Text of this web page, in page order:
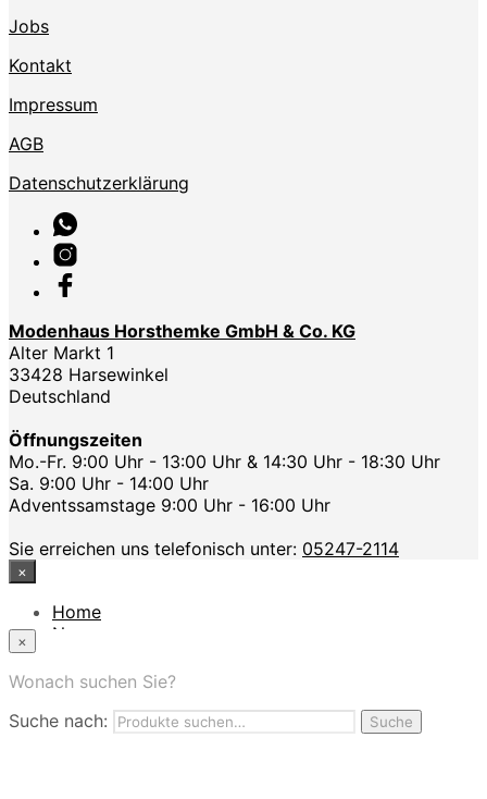
Jobs
Kontakt
Impressum
AGB
Datenschutzerklärung
Modenhaus Horsthemke GmbH & Co. KG
Alter Markt 1
33428 Harsewinkel
Deutschland
Öffnungszeiten
Mo.-Fr. 9:00 Uhr - 13:00 Uhr & 14:30 Uhr - 18:30 Uhr
Sa. 9:00 Uhr - 14:00 Uhr
Adventssamstage 9:00 Uhr - 16:00 Uhr
Sie erreichen uns telefonisch unter: 05247-2114
×
Home
News
App
Nutzungbedingungen
×
Wonach suchen Sie?
Suche nach:
Suche